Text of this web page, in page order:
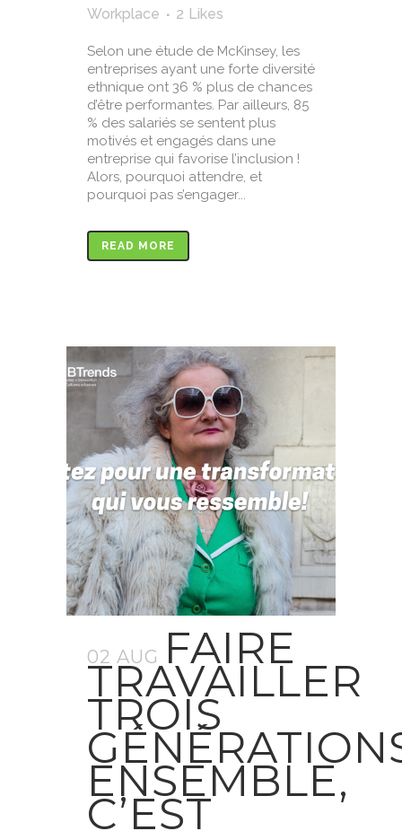
Workplace
2 Likes
Selon une étude de McKinsey, les
entreprises ayant une forte diversité
ethnique ont 36 % plus de chances
d’être performantes. Par ailleurs, 85
% des salariés se sentent plus
motivés et engagés dans une
entreprise qui favorise l’inclusion !
Alors, pourquoi attendre, et
pourquoi pas s’engager...
READ MORE
02 AUG FAIRE
TRAVAILLER
TROIS
ENSEMBLE,
C’EST